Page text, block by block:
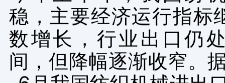
稳，主要经济运行指标
数增长，行业出口仍
间，但降幅逐渐收窄。